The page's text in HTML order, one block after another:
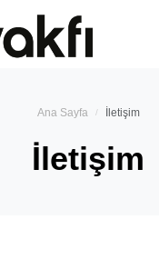
Ana Sayfa İletişim
İletişim